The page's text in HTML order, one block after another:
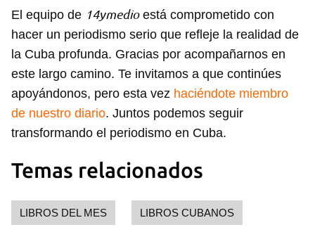
El equipo de 14ymedioestá comprometido con
hacer un periodismo serio que refleje la realidad de
la Cuba profunda. Gracias por acompañarnos en
este largo camino. Te invitamos a que continúes
apoyándonos, pero esta vez haciéndote miembro
de nuestro diario. Juntos podemos seguir
transformando el periodismo en Cuba.
Temas relacionados
LIBROS DEL MES LIBROS CUBANOS